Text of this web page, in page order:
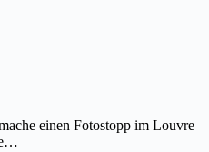
einen Fotostopp im Louvre